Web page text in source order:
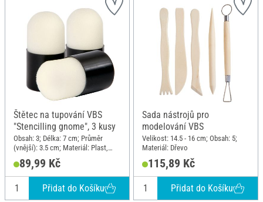
Štětec na tupování VBS
"Stencilling gnome", 3 kusy
Obsah: 3; Délka: 7 cm; Průměr
(vnější): 3.5 cm; Materiál: Plast,
89,99 Kč
Přidat do Košíku
Sada nástrojů pro
modelování VBS
Velikost: 14.5 - 16 cm; Obsah: 5;
Materiál: Dřevo
115,89 Kč
Přidat do Košíku